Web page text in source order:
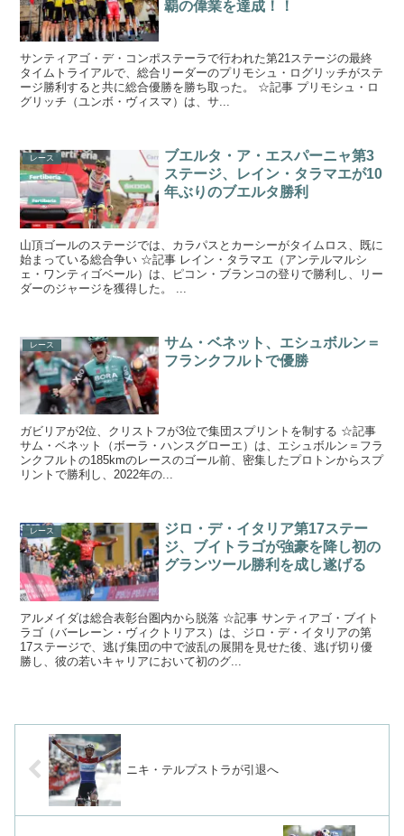
覇の偉業を達成！！
サンティアゴ・デ・コンポステーラで行われた第21ステージの最終
タイムトライアルで、総合リーダーのプリモシュ・ログリッチがステ
ージ勝利すると共に総合優勝を勝ち取った。 ☆記事 プリモシュ・ロ
グリッチ（ユンボ・ヴィスマ）は、サ...
レース
ブエルタ・ア・エスパーニャ第3
ステージ、レイン・タラマエが10
年ぶりのブエルタ勝利
山頂ゴールのステージでは、カラパスとカーシーがタイムロス、既に
始まっている総合争い ☆記事 レイン・タラマエ（アンテルマルシ
ェ・ワンティゴベール）は、ピコン・ブランコの登りで勝利し、リー
ダーのジャージを獲得した。 ...
レース
サム・ベネット、エシュボルン＝
フランクフルトで優勝
ガビリアが2位、クリストフが3位で集団スプリントを制する ☆記事
サム・ベネット（ボーラ・ハンスグローエ）は、エシュボルン＝フラ
ンクフルトの185kmのレースのゴール前、密集したプロトンからスプ
リントで勝利し、2022年の...
レース
ジロ・デ・イタリア第17ステー
ジ、ブイトラゴが強豪を降し初の
グランツール勝利を成し遂げる
アルメイダは総合表彰台圏内から脱落 ☆記事 サンティアゴ・ブイト
ラゴ（バーレーン・ヴィクトリアス）は、ジロ・デ・イタリアの第
17ステージで、逃げ集団の中で波乱の展開を見せた後、逃げ切り優
勝し、彼の若いキャリアにおいて初のグ...
ニキ・テルプストラが引退へ